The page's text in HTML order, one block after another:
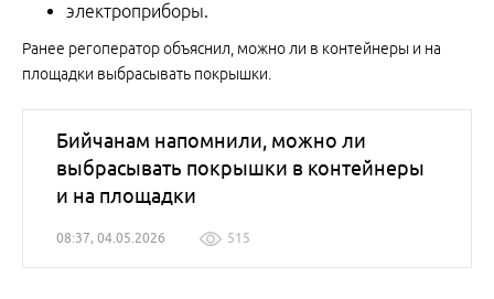
электроприборы.
Ранее регоператор объяснил, можно ли в контейнеры и на
площадки выбрасывать покрышки.
Бийчанам напомнили, можно ли
выбрасывать покрышки в контейнеры
и на площадки
08:37, 04.05.2026 515